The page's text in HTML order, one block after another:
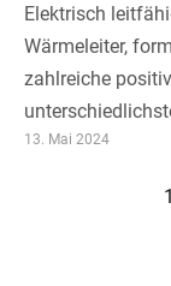
Elektrisch
Wärmeleiter,
zahlreiche
13. Mai 2024
1